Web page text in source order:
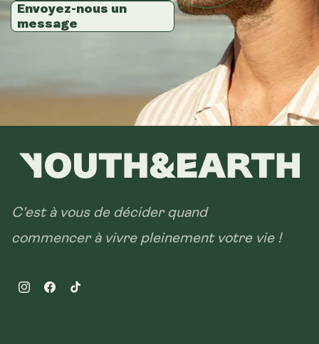
Envoyez-nous un
message
Envoyez-nous un
message
Envoyez-nous un
message
C'est à vous de décider quand
commencer à vivre pleinement votre vie !
InstagramFacebookTikTok